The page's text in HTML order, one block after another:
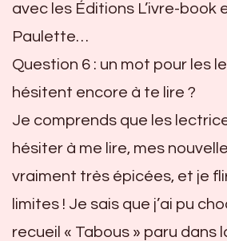
avec les Éditions L’ivre-book
Paulette…
Question 6 : un mot pour les
hésitent encore à te lire ?
Je comprends que les
hésiter à me lire, mes
vraiment très épicées, et je
limites ! Je sais que j’ai pu
recueil « Tabous » paru dans